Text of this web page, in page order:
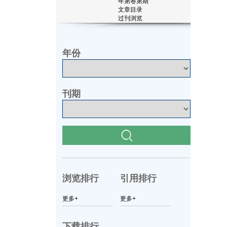
文章目录
过刊浏览
年份
刊期
浏览排行
更多+
引用排行
更多+